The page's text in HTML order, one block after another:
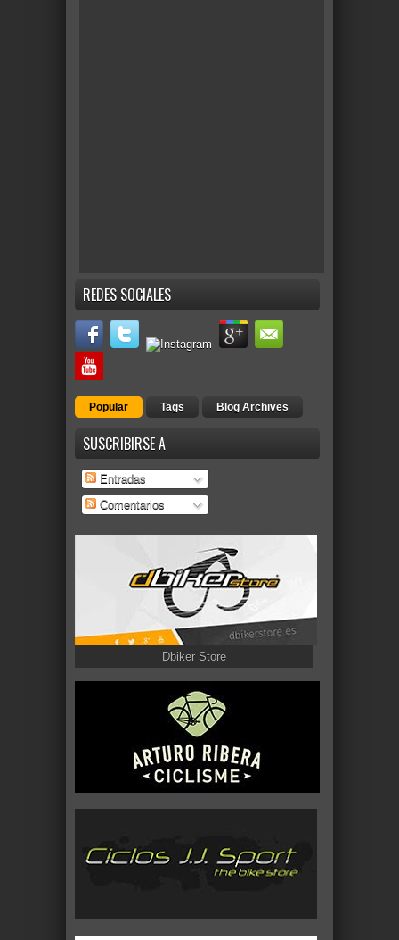
REDES SOCIALES
Popular Tags Blog Archives
SUSCRIBIRSE A
Entradas
Comentarios
Dbiker Store